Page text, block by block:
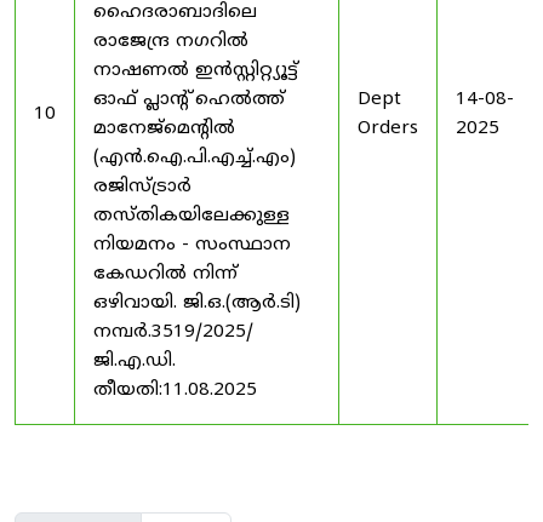
10
ഹൈദരാബാദിലെ
രാജേന്ദ്ര നഗറിൽ
നാഷണൽ ഇൻസ്റ്റിറ്റ്യൂട്ട്
ഓഫ് പ്ലാന്റ് ഹെൽത്ത്
മാനേജ്‌മെന്റിൽ
(എൻ.ഐ.പി.എച്ച്.എം)
രജിസ്ട്രാർ
തസ്തികയിലേക്കുള്ള
നിയമനം - സംസ്ഥാന
കേഡറിൽ നിന്ന്
ഒഴിവായി. ജി.ഒ.(ആർ.ടി)
നമ്പർ.3519/2025/
ജി.എ.ഡി.
തീയതി:11.08.2025
Dept
Orders
14-08-
2025